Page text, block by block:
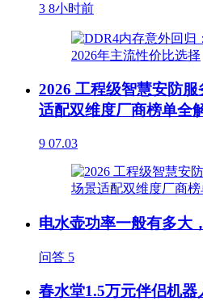
3 8小时前
2026 工程级智慧安防
适配双维度厂商榜单全
9 07.03
电水壶功率一般有多大
问答 5
春水堂1.5万元伴侣机